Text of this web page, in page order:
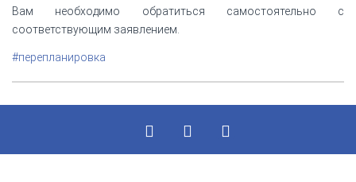
Вам необходимо обратиться самостоятельно с
соответствующим заявлением.
#перепланировка